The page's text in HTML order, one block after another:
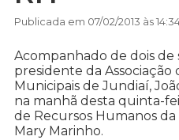
Publicada em 07/02/2013 às
Acompanhado de dois de
presidente da
Municipais de Jundiaí,
na manhã desta quinta-
de Recursos Humanos
Mary Marinho.